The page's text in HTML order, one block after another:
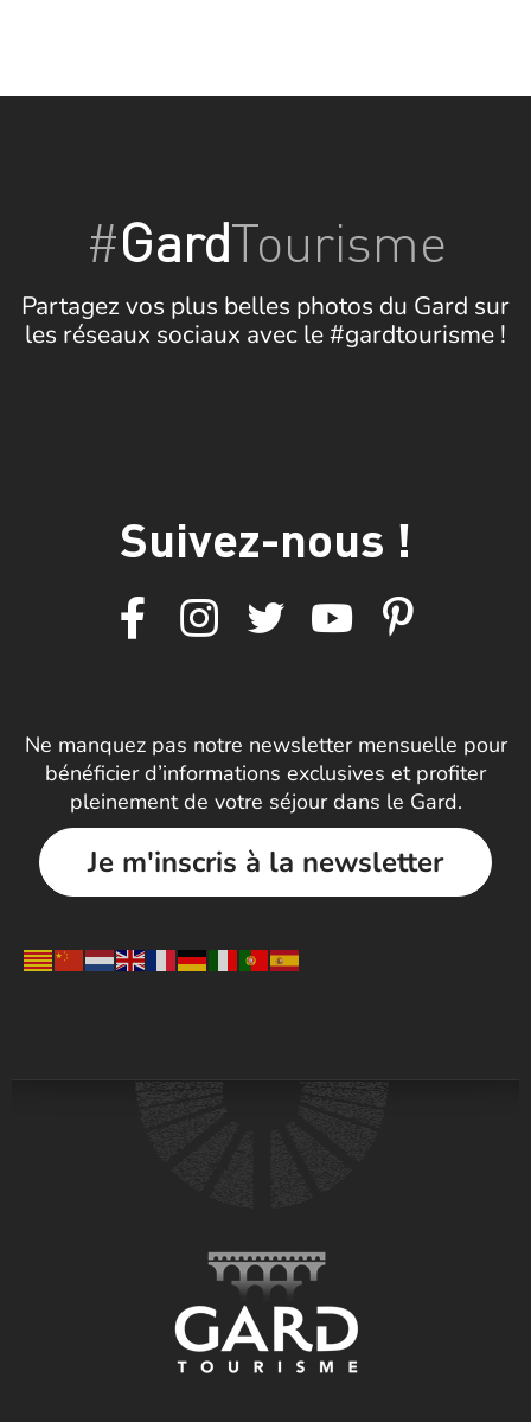
#GardTourisme
Partagez vos plus belles photos du Gard sur
les réseaux sociaux avec le #gardtourisme !
Suivez-nous !
Ne manquez pas notre newsletter mensuelle pour
bénéficier d’informations exclusives et profiter
pleinement de votre séjour dans le Gard.
Je m'inscris à la newsletter